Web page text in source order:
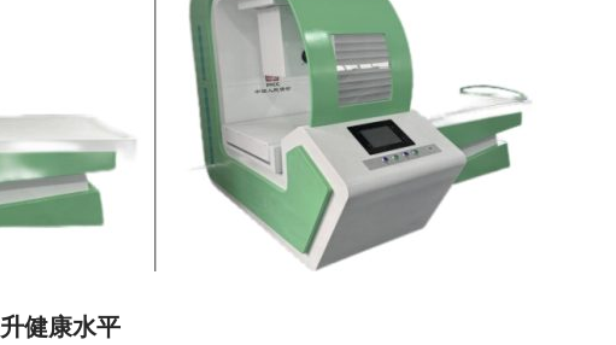
健康水平